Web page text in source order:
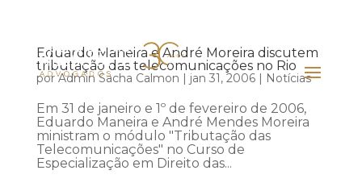
Eduardo Maneira e André Moreira discutem
tributação das telecomunicações no Rio
porAdmin Sacha Calmon | jan 31, 2006| Notícias
Em 31 de janeiro e 1º de fevereiro de 2006,
Eduardo Maneira e André Mendes Moreira
ministram o módulo "Tributação das
Telecomunicações" no Curso de
Especialização em Direito das...